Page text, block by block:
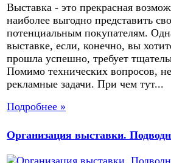
Выставка - это прекрасная
наиболее выгодно представить
потенциальным покупателям.
выставке, если, конечно, вы
прошла успешно, требует
Помимо технических вопросов,
рекламные задачи. При чем тут...
Подробнее »
Организация выставки.